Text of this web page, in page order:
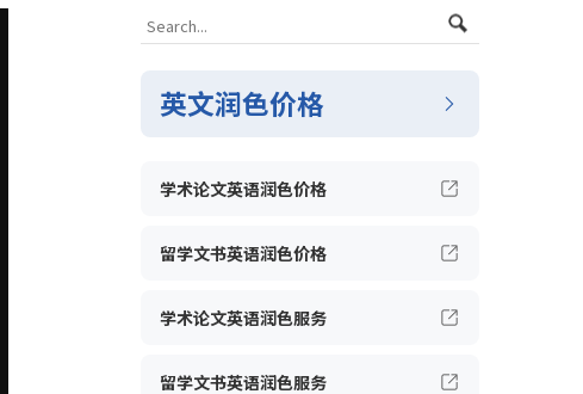
英文润色价格
学术论文英语润色价格
留学文书英语润色价格
学术论文英语润色服务
留学文书英语润色服务